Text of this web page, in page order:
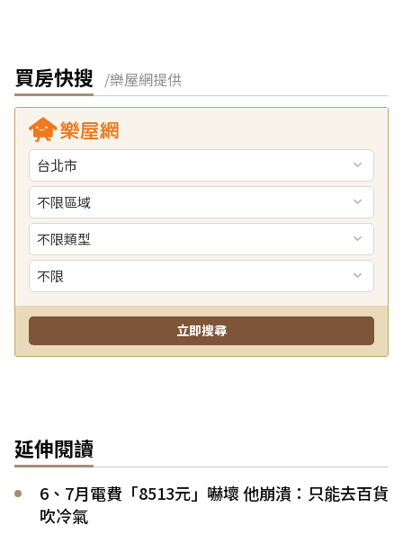
買房快搜 /樂屋網提供
延伸閱讀
6、7月電費「8513元」嚇壞 他崩潰：只能去百貨
吹冷氣